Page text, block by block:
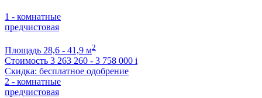
1 - комнатные
предчистовая
Площадь 28,6 - 41,9 м2
Стоимость 3 263 260 - 3 758 000 i
Скидка: бесплатное одобрение
2 - комнатные
предчистовая